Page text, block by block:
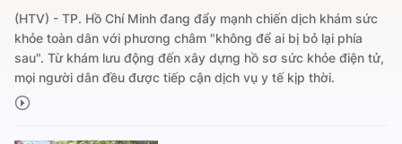
(HTV) - TP. Hồ Chí Minh đang đẩy mạnh chiến dịch khám sức
khỏe toàn dân với phương châm "không để ai bị bỏ lại phía
sau". Từ khám lưu động đến xây dựng hồ sơ sức khỏe điện tử,
mọi người dân đều được tiếp cận dịch vụ y tế kịp thời.